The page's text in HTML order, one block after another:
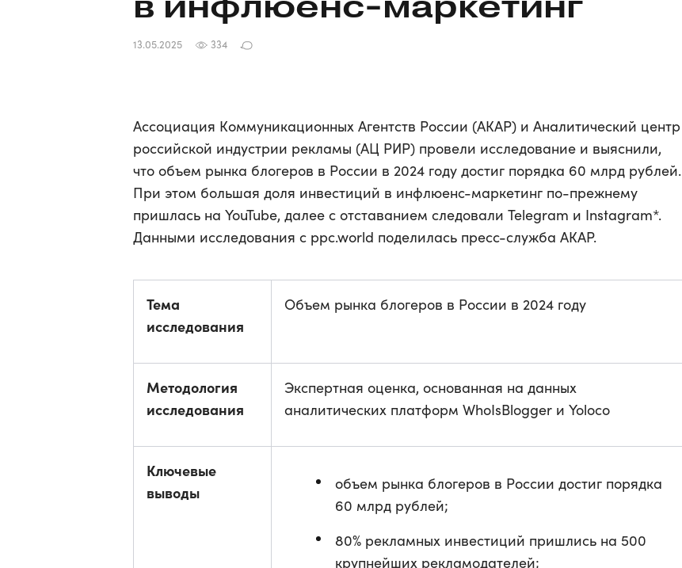
13.05.2025 334
Ассоциация Коммуникационных Агентств России (АКАР) и Аналитический центр
российской индустрии рекламы (АЦ РИР) провели исследование и выяснили,
что объем рынка блогеров в России в 2024 году достиг порядка 60 млрд рублей.
При этом большая доля инвестиций в инфлюенс-маркетинг по-прежнему
пришлась на YouTube, далее с отставанием следовали Telegram и Instagram*.
Данными исследования с ppc.world поделилась пресс-служба АКАР.
Тема
исследования
Объем рынка блогеров в России в 2024 году
Методология
исследования
Экспертная оценка, основанная на данных
аналитических платформ WhoIsBlogger и Yoloco
Ключевые
выводы
объем рынка блогеров в России достиг порядка
60 млрд рублей;
80% рекламных инвестиций пришлись на 500
крупнейших рекламодателей;